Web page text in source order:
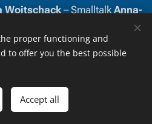
Woitschack– SmalltalkAnna-
– Deine Stimme
Diana Herold– Wunder Leben
Eder– Lass dir Zeit mit
– Ich will auch mal nach New
Judy Weiss
– Regen in der
for free! Get started
proper functioning and
to offer you the best possible
Accept all